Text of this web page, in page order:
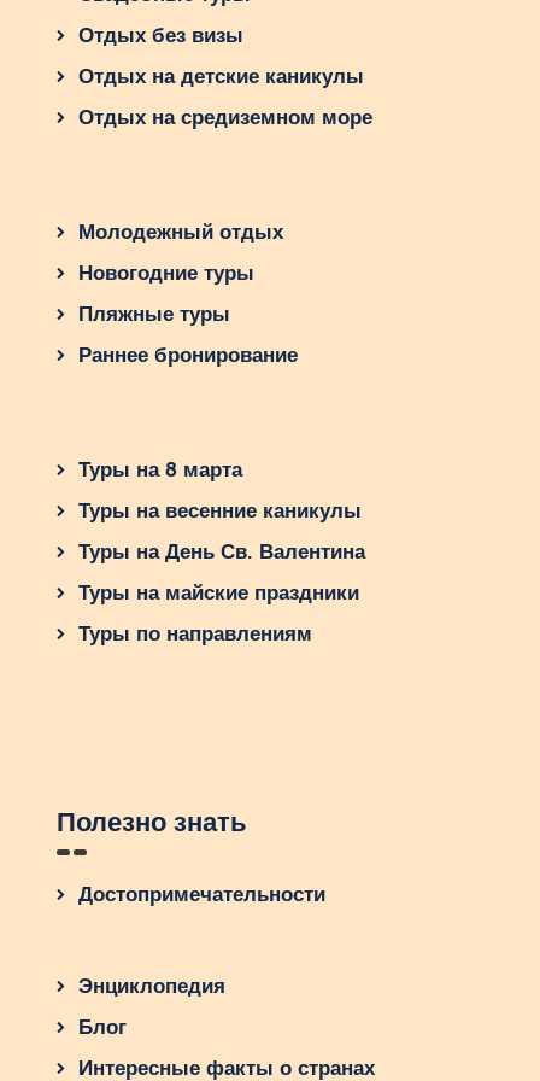
отдыха. Независимо от времени года, эта
впечатления. Пора собирать чемоданы и
отправляться в путешествие по Австрии!
Отдых без визы
Отдых на детские каникулы
Отдых на средиземном море
Молодежный отдых
Новогодние туры
Пляжные туры
Раннее бронирование
Туры на 8 марта
Туры на весенние каникулы
Туры на День Св. Валентина
Туры на майские праздники
Туры по направлениям
Полезно знать
Достопримечательности
Энциклопедия
Блог
Интересные факты о странах